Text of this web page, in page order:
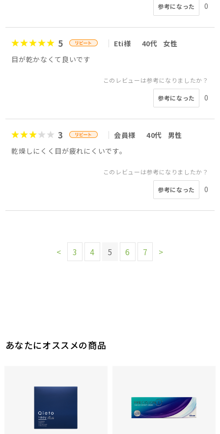
参考になった 0
5 Eti様 40代
女性
目が乾かなくて良いです
このレビューは参考になりましたか？
参考になった 0
3 会員様 40代
男性
乾燥しにくく目が疲れにくいです。
このレビューは参考になりましたか？
参考になった 0
< 3 4 5 6 7 >
あなたにオススメの商品